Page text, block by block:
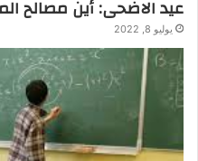
عيد الاضحى: أين مصالح
يوليو 8, 2022